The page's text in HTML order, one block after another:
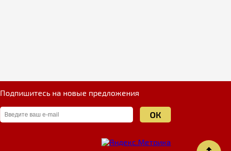
Подпишитесь на новые предложения